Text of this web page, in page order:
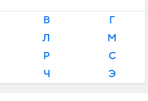
В
Г
Л
М
Р
С
Ч Э